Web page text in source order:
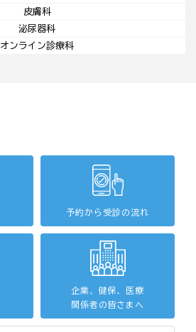
皮膚科
泌尿器科
オンライン診療科
予約から受診の流れ
企業、健保、医療
関係者の皆さまへ